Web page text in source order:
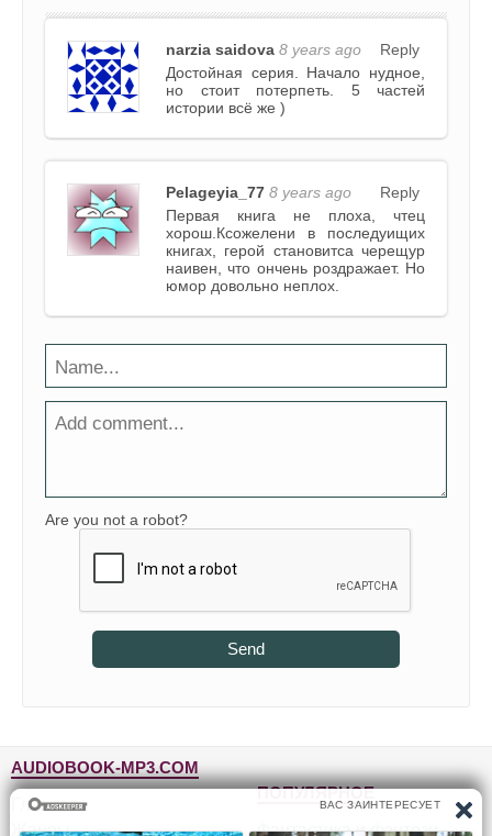
Reply
narzia saidova 8 years ago
Достойная серия. Начало нудное,
но стоит потерпеть. 5 частей
истории всё же )
Reply
Pelageyia_77 8 years ago
Первая книга не плоха, чтец
хорош.Ксожелени в последуищих
книгах, герой становитса черещур
наивен, что ончень роздражает. Но
юмор довольно неплох.
Are you not a robot?
Send
AUDIOBOOK-MP3.COM
Главная
Жанры
ПОПУЛЯРНОЕ
Фантастика и фэнтези